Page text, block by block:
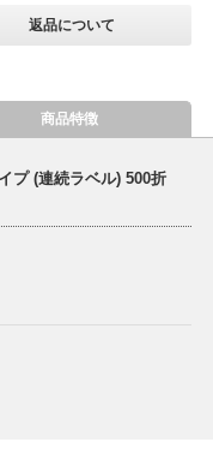
返品について
商品特徴
プ (連続ラベル) 500折